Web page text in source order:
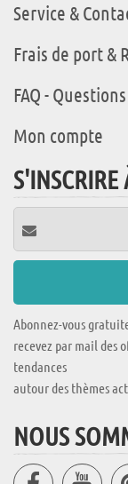
Service &
Frais de port &
FAQ -
Mon compte
S'INSCRIRE
Abonnez-vous
recevez par mail des
tendances
autour des thèmes
NOUS